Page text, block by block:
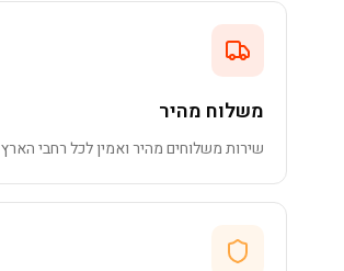
משלוח מהיר
שירות משלוחים מהיר ואמין לכל רחבי הארץ